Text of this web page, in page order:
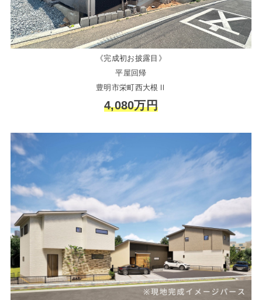
《完成初お披露目》
平屋回帰
豊明市栄町西大根Ⅱ
4,080万円